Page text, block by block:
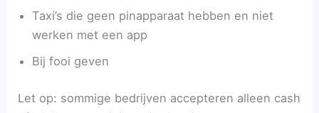
Taxi’s die geen pinapparaat hebben en niet
werken met een app
Bij fooi geven
Let op: sommige bedrijven accepteren alleen cash